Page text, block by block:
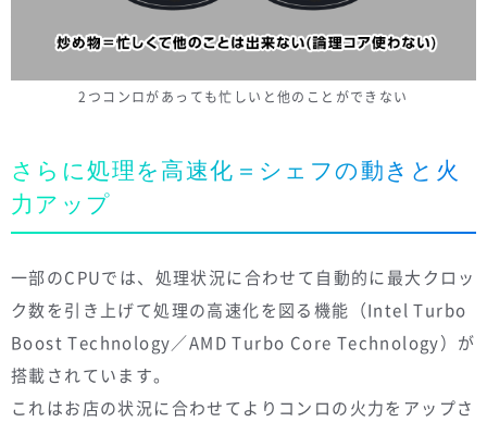
2つコンロがあっても忙しいと他のことができない
さらに処理を高速化＝シェフの動きと火
力アップ
一部のCPUでは、処理状況に合わせて自動的に最大クロッ
ク数を引き上げて処理の高速化を図る機能（Intel Turbo
Boost Technology／AMD Turbo Core Technology）が
搭載されています。
これはお店の状況に合わせてよりコンロの火力をアップさ